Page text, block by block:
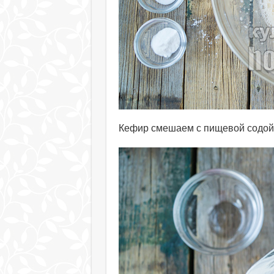
Кефир смешаем с пищевой